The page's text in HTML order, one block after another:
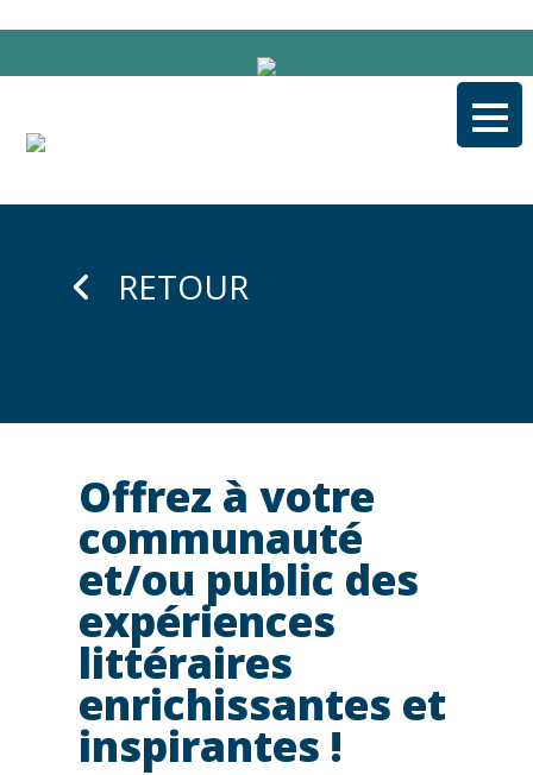
Aller
RETOUR
Offrez à votre
communauté
et/ou public des
expériences
littéraires
enrichissantes et
inspirantes !